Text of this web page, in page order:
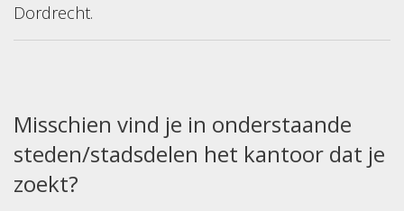
Dordrecht.
Misschien vind je in onderstaande
steden/stadsdelen het kantoor dat je
zoekt?